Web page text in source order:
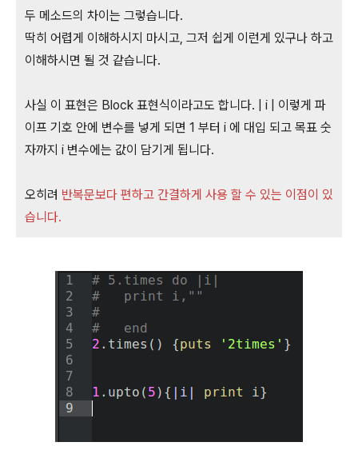
두 메소드의 차이는 그렇습니다.
딱히 어렵게 이해하시지 마시고, 그저 쉽게 이런게 있구나 하고
이해하시면 될 것 같습니다.
사실 이 표현은 Block 표현식이라고도 합니다. | i | 이렇게 파
이프 기호 안에 변수를 넣게 되면 1 부터 i 에 대입 되고 목표 숫
자까지 i 변수에는 값이 담기게 됩니다.
오히려 반복문보다 편하고 간결하게 사용 할 수 있는 이점이 있
습니다.